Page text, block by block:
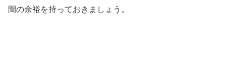
間の余裕を持っておきましょう。